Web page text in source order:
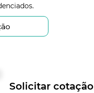
Solicitar cotação